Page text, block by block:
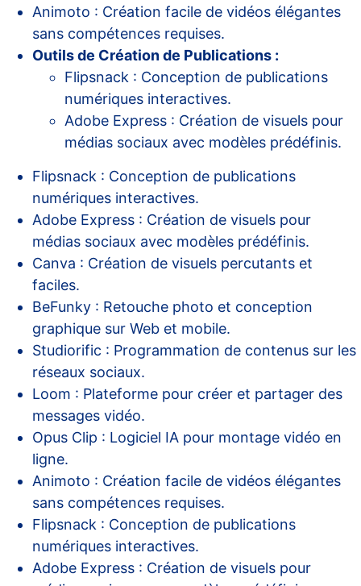
Animoto : Création facile de vidéos élégantes
sans compétences requises.
Outils de Création de Publications :
Flipsnack : Conception de publications
numériques interactives.
Adobe Express : Création de visuels pour
médias sociaux avec modèles prédéfinis.
Flipsnack : Conception de publications
numériques interactives.
Adobe Express : Création de visuels pour
médias sociaux avec modèles prédéfinis.
Canva : Création de visuels percutants et
faciles.
BeFunky : Retouche photo et conception
graphique sur Web et mobile.
Studiorific : Programmation de contenus sur les
réseaux sociaux.
Loom : Plateforme pour créer et partager des
messages vidéo.
Opus Clip : Logiciel IA pour montage vidéo en
ligne.
Animoto : Création facile de vidéos élégantes
sans compétences requises.
Flipsnack : Conception de publications
numériques interactives.
Adobe Express : Création de visuels pour